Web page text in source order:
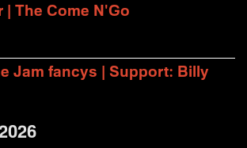
| The Come N'Go
Jam fancys | Support: Billy